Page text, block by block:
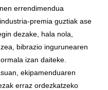
errendimendua
premia guztiak ase
dezake, hala nola,
bibrazio ingurunearen
izan daiteke.
ekipamenduaren
erraz ordezkatzeko